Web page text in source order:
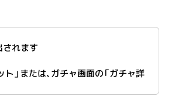
れます
」または、ガチャ画面の「ガチャ詳